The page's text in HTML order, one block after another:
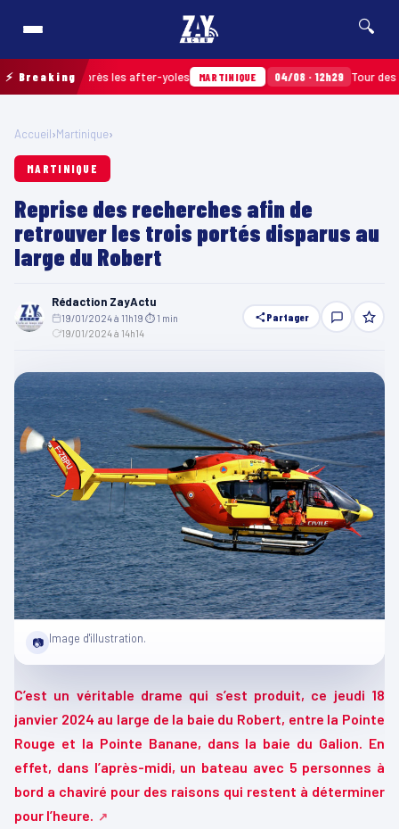
🔍
⚡ Breakingaprès les after-yoles MARTINIQUE 04/08 · 12h29 Tour des
Accueil›Martinique›
MARTINIQUE
Reprise des recherches afin de
retrouver les trois portés disparus au
large du Robert
Rédaction ZayActu
19/01/2024 à 11h19 ⏱ 1 min
19/01/2024 à 14h14
Partager
📷 Image d'illustration.
C’est un véritable drame qui s’est produit, ce jeudi 18
janvier 2024 au large de la baie du Robert, entre la Pointe
Rouge et la Pointe Banane, dans la baie du Galion. En
effet, dans l’après-midi, un bateau avec 5 personnes à
bord a chaviré pour des raisons qui restent à déterminer
pour l’heure.